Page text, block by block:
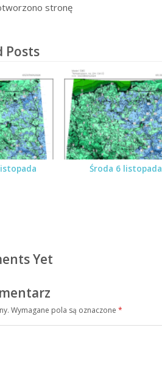
stronę
Posts
Środa 6 listopada
Yet
Wymagane pola są oznaczone*